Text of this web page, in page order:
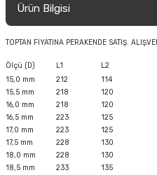
Ürün Bilgisi
TOPTAN FİYATINA PERAKENDE SATIŞ.
Ölçü (D) L1
L2
15,0 mm
212
114
15,5 mm
218
120
16,0 mm
218
120
16,5 mm
223
125
17,0 mm
223
125
17,5 mm
228
130
18,0 mm
228
130
18,5 mm
233
135